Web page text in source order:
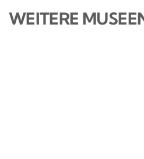
WEITERE